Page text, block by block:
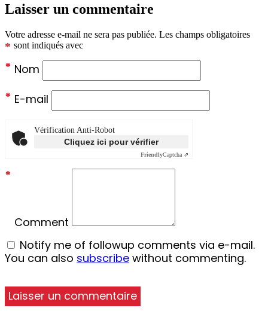
Laisser un commentaire
Votre adresse e-mail ne sera pas publiée. Les champs obligatoires
sont indiqués avec
*
Nom
*
E-mail
*
Vérification Anti-Robot
Cliquez ici pour vérifier
FriendlyCaptcha ⇗
Comment
*
Notify me of followup comments via e-mail.
You can also subscribe without commenting.